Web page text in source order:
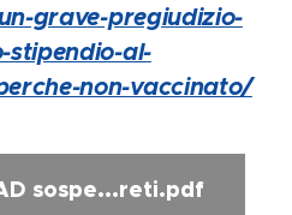
grave-pregiudizio-
stipendio-al-
non-vaccinato/
sospe...reti.pdf